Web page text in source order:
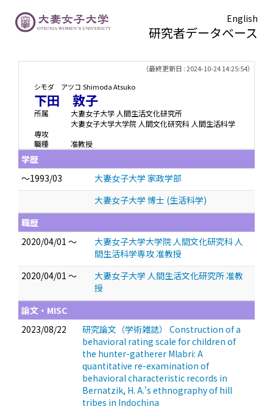
English
研究者データベース
（最終更新日 : 2024-10-24 14:25:54）
シモダ アツコ Shimoda Atsuko
下田 敦子
所属
大妻女子大学 人間生活文化研究所
大妻女子大学大学院 人間文化研究科 人間生活科学
専攻
職種
准教授
学歴
～1993/03
大妻女子大学 家政学部
大妻女子大学 博士 (生活科学)
職歴
2020/04/01 ～
大妻女子大学大学院 人間文化研究科 人
間生活科学専攻 准教授
2020/04/01 ～
大妻女子大学 人間生活文化研究所 准教
授
論文・MISC
2023/08/22
研究論文（学術雑誌） Construction of a
behavioral rating scale for children of
the hunter-gatherer Mlabri: A
quantitative re-examination of
behavioral characteristic records in
Bernatzik, H. A.'s ethnography of hill
tribes in Indochina